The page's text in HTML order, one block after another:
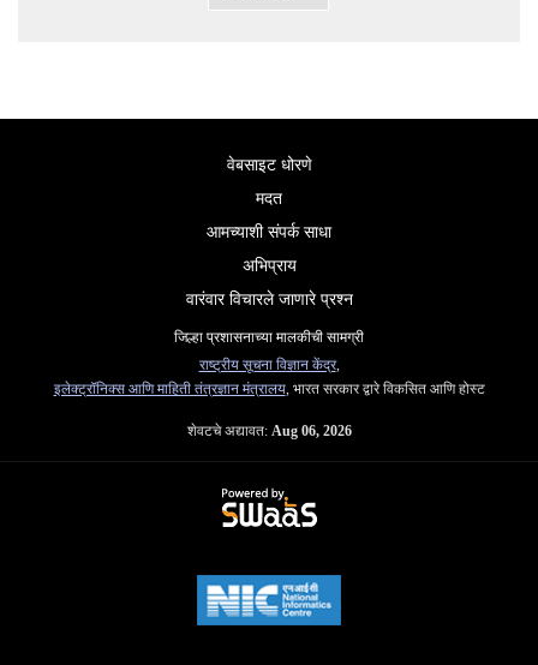
वेबसाइट धोरणे
मदत
आमच्याशी संपर्क साधा
अभिप्राय
वारंवार विचारले जाणारे प्रश्न
जिल्हा प्रशासनाच्या मालकीची सामग्री
राष्ट्रीय सूचना विज्ञान केंद्र,
इलेक्ट्रॉनिक्स आणि माहिती तंत्रज्ञान मंत्रालय, भारत सरकार द्वारे विकसित आणि होस्ट
शेवटचे अद्यावत: Aug 06, 2026